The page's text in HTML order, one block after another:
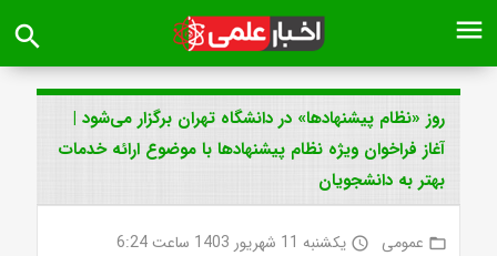
menu
search
روز «نظام پیشنهادها» در دانشگاه تهران برگزار می‌شود |
آغاز فراخوان ویژه نظام پیشنهادها با موضوع ارائه خدمات
بهتر به دانشجویان
folder_open عمومی access_time یکشنبه 11 شهریور 1403 ساعت 6:24